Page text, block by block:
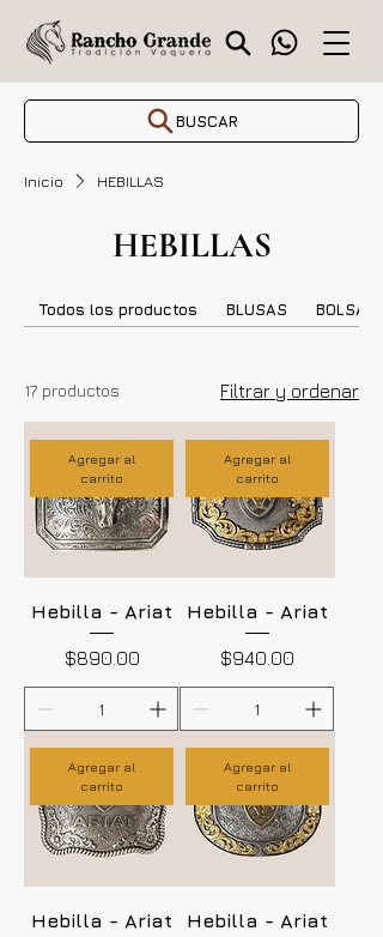
BUSCAR
Inicio HEBILLAS
HEBILLAS
Todos los productos BLUSAS BOLSAS
17 productos Filtrar y ordenar
Agregar al
carrito
Hebilla - Ariat
Precio
$890.00
Agregar al
carrito
Hebilla - Ariat
Precio
$940.00
Agregar al
carrito
Hebilla - Ariat
Agregar al
carrito
Hebilla - Ariat